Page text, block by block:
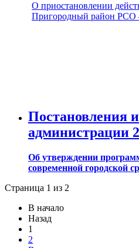
О приостановлении
Пригородный район РСО
Постановления
администрации
Об утверждении
современной городской
Страница 1 из 2
В начало
Назад
1
2